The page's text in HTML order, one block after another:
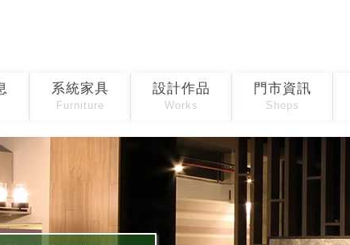
系統家具
Furniture
設計作品
Works
門市資訊
Shops